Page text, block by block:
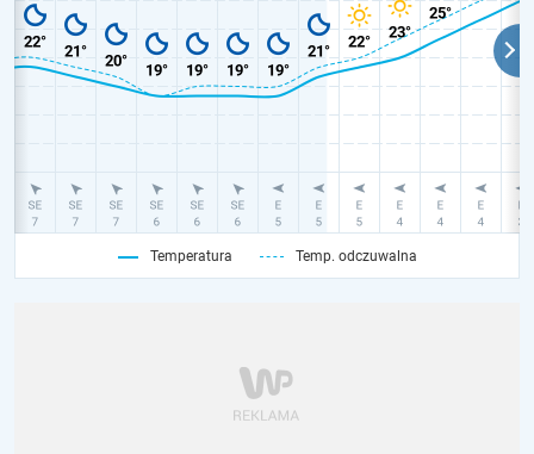
Temperatura Temp. odczuwalna